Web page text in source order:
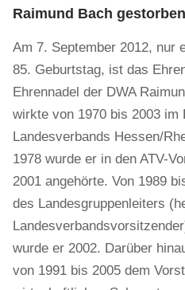
Raimund Bach gestorben
Am 7. September 2012, nur
85. Geburtstag, ist das
Ehrennadel der DWA
wirkte von 1970 bis 2003 im
Landesverbands Hessen/
1978 wurde er in den ATV-
2001 angehörte. Von 1989
des Landesgruppenleiters
wurde er 2002. Darüber
von 1991 bis 2005 dem